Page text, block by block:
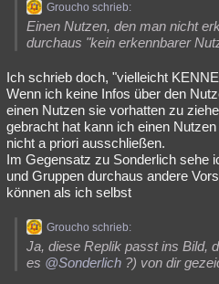
Groucho schrieb:
Einen Nutzen, den man nicht
durchaus "kein erkennbarer
Ich schrieb doch, "vielleicht
Wenn ich keine Infos über den
einen Nutzen sie vorhatten zu
gebracht hat kann ich einen
nicht a priori ausschließen.
Im Gegensatz zu Sonderlich sehe
und Gruppen durchaus andere
können als ich selbst
Groucho schrieb:
Ja, diese Replik passt ins Bild,
es @Sonderlich ?) von dir